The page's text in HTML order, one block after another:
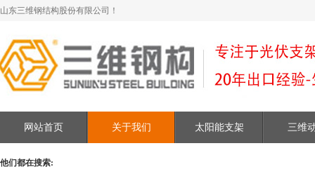
山东三维钢结构股份有限公司！
网站首页 关于我们 太阳能支架 三维
他们都在搜索: